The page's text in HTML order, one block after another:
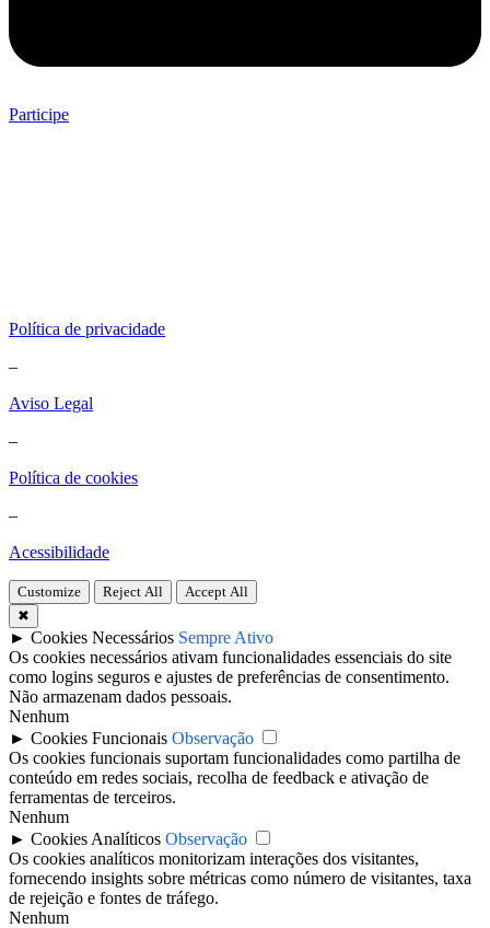
Participe
Política de privacidade
–
Aviso Legal
–
Política de cookies
–
Acessibilidade
Customize Reject All
Accept All
✖
► Cookies Necessários Sempre Ativo
Os cookies necessários ativam funcionalidades essenciais do site
como logins seguros e ajustes de preferências de consentimento.
Não armazenam dados pessoais.
Nenhum
► Cookies Funcionais Observação
Os cookies funcionais suportam funcionalidades como partilha de
conteúdo em redes sociais, recolha de feedback e ativação de
ferramentas de terceiros.
Nenhum
► Cookies Analíticos Observação
Os cookies analíticos monitorizam interações dos visitantes,
fornecendo insights sobre métricas como número de visitantes, taxa
de rejeição e fontes de tráfego.
Nenhum